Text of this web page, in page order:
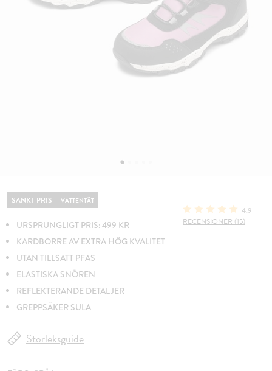
SÄNKT PRIS VATTENTÄT
URSPRUNGLIGT PRIS: 499 KR
KARDBORRE AV EXTRA HÖG KVALITET
UTAN TILLSATT PFAS
ELASTISKA SNÖREN
REFLEKTERANDE DETALJER
GREPPSÄKER SULA
4.9
RECENSIONER (15)
Storleksguide